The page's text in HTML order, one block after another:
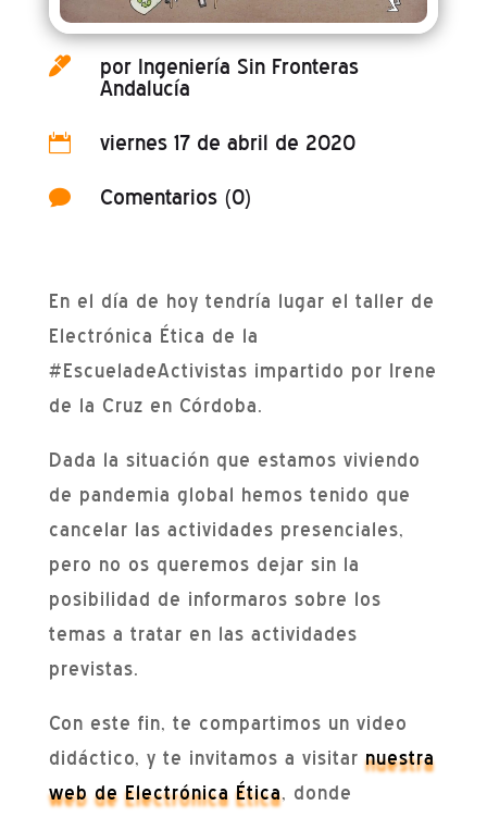
 por Ingeniería Sin Fronteras
Andalucía
 viernes 17 de abril de 2020
 Comentarios (0)
En el día de hoy tendría lugar el taller de
Electrónica Ética de la
#EscueladeActivistas impartido por Irene
de la Cruz en Córdoba.
Dada la situación que estamos viviendo
de pandemia global hemos tenido que
cancelar las actividades presenciales,
pero no os queremos dejar sin la
posibilidad de informaros sobre los
temas a tratar en las actividades
previstas.
Con este fin, te compartimos un video
didáctico, y te invitamos a visitarnuestra
web de Electrónica Ética, donde